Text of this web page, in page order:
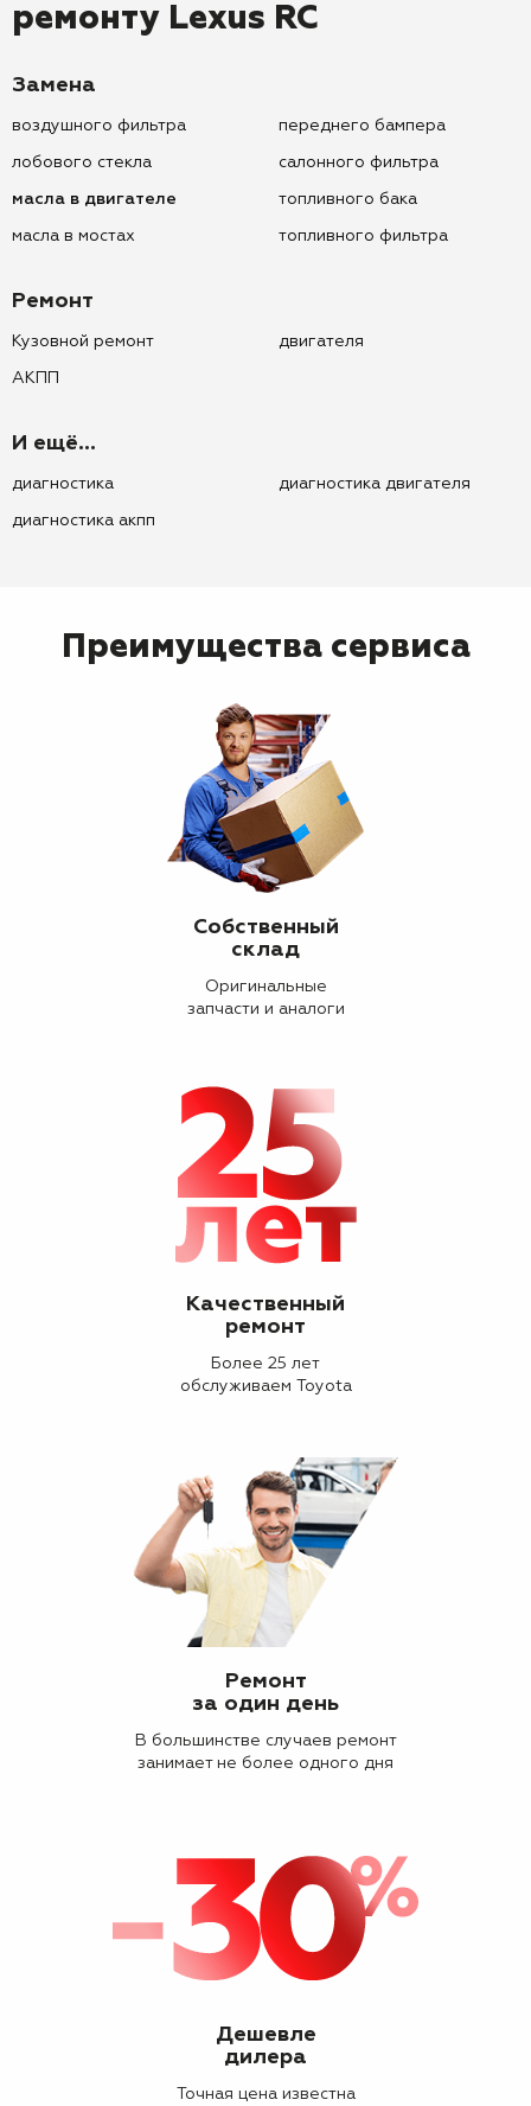
ремонту Lexus RC
Замена
воздушного фильтра
лобового стекла
масла в двигателе
масла в мостах
переднего бампера
салонного фильтра
топливного бака
топливного фильтра
Ремонт
Кузовной ремонт
АКПП
двигателя
И ещё...
диагностика
диагностика акпп
диагностика двигателя
Преимущества сервиса
Собственный
склад
Оригинальные
запчасти и аналоги
Качественный
ремонт
Более 25 лет
обслуживаем Toyota
Ремонт
за один день
В большинстве случаев ремонт
занимает не более одного дня
Дешевле
дилера
Точная цена известна